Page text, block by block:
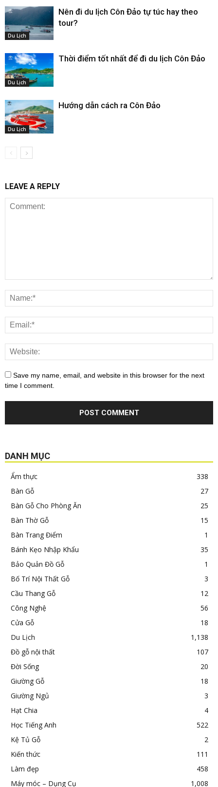
Du Lịch
Nên đi du lịch Côn Đảo tự túc hay theo
tour?
Du Lịch
Thời điểm tốt nhất để đi du lịch Côn Đảo
Du Lịch
Hướng dẫn cách ra Côn Đảo
LEAVE A REPLY
Save my name, email, and website in this browser for the next
time I comment.
DANH MỤC
Ẩm thực
338
Bàn Gỗ
27
Bàn Gỗ Cho Phòng Ăn
25
Bàn Thờ Gỗ
15
Bàn Trang Điểm
1
Bánh Kẹo Nhập Khẩu
35
Bảo Quản Đồ Gỗ
1
Bố Trí Nội Thất Gỗ
3
Cầu Thang Gỗ
12
Công Nghệ
56
Cửa Gỗ
18
Du Lịch
1,138
Đồ gỗ nội thất
107
Đời Sống
20
Giường Gỗ
18
Giường Ngủ
3
Hạt Chia
4
Học Tiếng Anh
522
Kệ Tủ Gỗ
2
Kiến thức
111
Làm đẹp
458
Máy móc – Dụng Cụ
1,008